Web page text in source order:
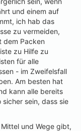
und einem auf
ich hab das
zu vermeiden,
dem Packen
zu Hilfe zu
für alle
- im Zweifelsfall
Am besten hat
kann alle bereits
sein, dass sie
und Wege gibt,